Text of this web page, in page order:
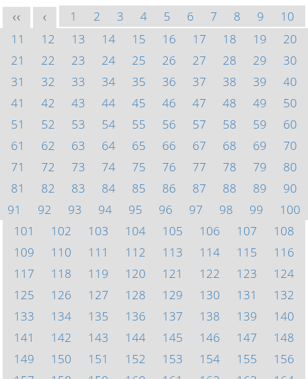
<< < 1 2 3 4 5 6 7 8 9
10
11
12 13 14 15 16 17 18 19
20
21
22 23 24 25 26 27 28 29
30
31
32 33 34 35 36 37 38 39
40
41
42 43 44 45 46 47 48 49
50
51
52 53 54 55 56 57 58 59
60
61
62 63 64 65 66 67 68 69
70
71
72 73 74 75 76 77 78 79
80
81
82 83 84 85 86 87 88 89
90
91
92 93 94 95 96 97 98 99
100
101
102 103 104 105 106 107
108
109
110 111 112 113 114 115
116
117
118 119 120 121 122 123
124
125
126 127 128 129 130 131
132
133
134 135 136 137 138 139
140
141
142 143 144 145 146 147
148
149
150 151 152 153 154 155
156